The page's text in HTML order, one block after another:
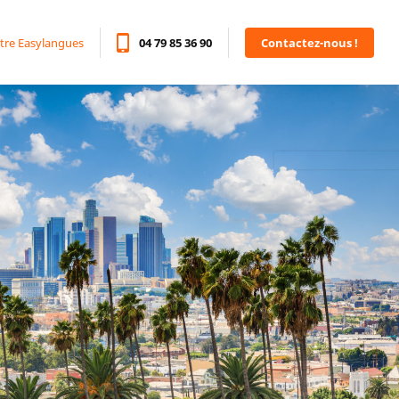
Easylangues 04 79 85 36 90 Contactez-nous !